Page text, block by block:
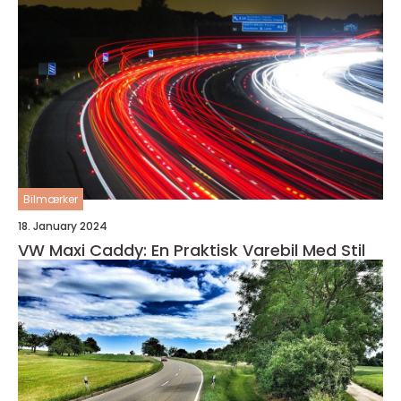
Bilmærker
18. January 2024
VW Maxi Caddy: En Praktisk Varebil Med Stil